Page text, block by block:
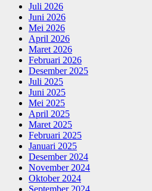
Juli 2026
Juni 2026
Mei 2026
April 2026
Maret 2026
Februari 2026
Desember 2025
Juli 2025
Juni 2025
Mei 2025
April 2025
Maret 2025
Februari 2025
Januari 2025
Desember 2024
November 2024
Oktober 2024
September 2024